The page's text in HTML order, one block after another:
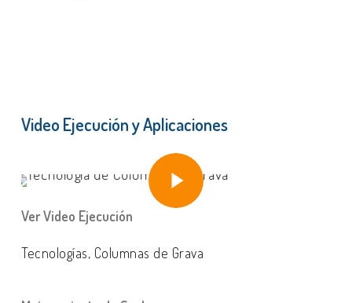
Video Ejecución y Aplicaciones
Play Video
Play Video
Ver Video Ejecución
Tecnologías, Columnas de Grava